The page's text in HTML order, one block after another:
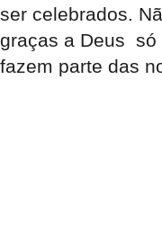
ser celebrados.
graças a Deus só
fazem parte das